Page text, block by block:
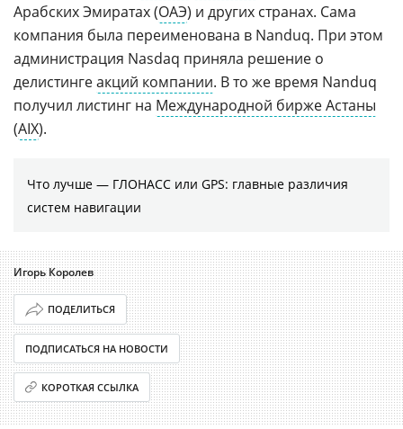
Арабских Эмиратах (ОАЭ) и других странах. Сама
компания была переименована в Nanduq. При этом
администрация Nasdaq приняла решение о
делистингеакций компании. В то же время Nanduq
получил листинг на Международной бирже Астаны
(AIX).
Что лучше — ГЛОНАСС или GPS: главные различия
систем навигации
Игорь Королев
ПОДЕЛИТЬСЯ
ПОДПИСАТЬСЯ НА НОВОСТИ
КОРОТКАЯ ССЫЛКА